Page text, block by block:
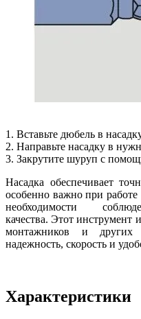
1. Вставьте дюбель в
2. Направьте насадку в
3. Закрутите шуруп с
Насадка обеспечивает
особенно важно при
необходимости
качества. Этот инструмент
монтажников и других
надежность, скорость и
Характеристики